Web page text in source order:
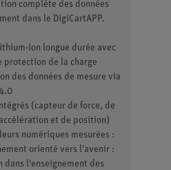
complète des données
dans le DigiCartAPP.
ion longue durée avec
protection de la charge
des données de mesure via
(capteur de force, de
et de position)
numériques mesurées :
orienté vers l'avenir :
dans l'enseignement des